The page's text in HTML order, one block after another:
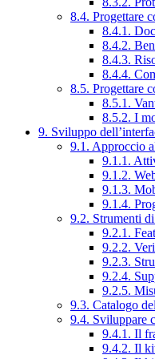
8.4. Progettare
8.4.1.
8.4.2.
8.4.3.
8.4.4.
8.5. Progettare
8.5.1.
8.5.2. I
9. Sviluppo
9.1. Approccio
9.1.1.
9.1.2.
9.1.3.
9.1.4.
9.2. Strumenti
9.2.1.
9.2.2.
9.2.3.
9.2.4.
9.2.5.
9.3. Catalogo
9.4. Sviluppare
9.4.1. Il
9.4.2. Il